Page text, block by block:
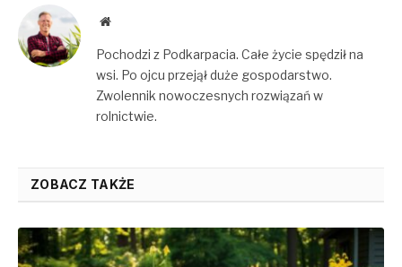
Website
Pochodzi z Podkarpacia. Całe życie spędził na
wsi. Po ojcu przejął duże gospodarstwo.
Zwolennik nowoczesnych rozwiązań w
rolnictwie.
ZOBACZ TAKŻE